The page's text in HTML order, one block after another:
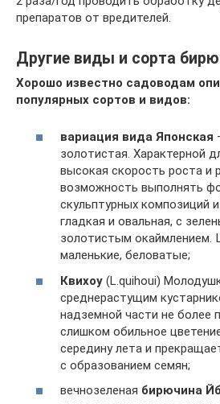
препаратов от вредителей.
Другие виды и сорта
Хорошо известно садоводам
популярных сортов и видов:
вариация вида Японская
золотистая. Характерной
высокая скорость роста и
возможность выполнять
скульптурных композиций
гладкая и овальная, с
золотистым окаймлением.
маленькие, беловатые;
Квихоу (L.quihoui)
среднерастущим
надземной части не более
слишком обильное
середину лета и
с образованием семян;
вечнозеленая бирючина